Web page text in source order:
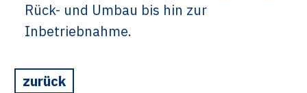
Rück- und Umbau bis hin zur
Inbetriebnahme.
zurück